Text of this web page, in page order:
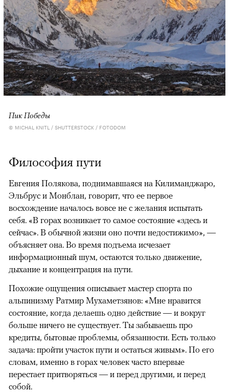
Пик Победы
© MICHAL KNITL / SHUTTERSTOCK / FOTODOM
Философия пути
Евгения Полякова, поднимавшаяся на Килиманджаро,
Эльбрус и Монблан, говорит, что ее первое
восхождение началось вовсе не с желания испытать
себя. «В горах возникает то самое состояние «здесь и
сейчас». В обычной жизни оно почти недостижимо», —
объясняет она. Во время подъема исчезает
информационный шум, остаются только движение,
дыхание и концентрация на пути.
Похожие ощущения описывает мастер спорта по
альпинизму Ратмир Мухаметзянов: «Мне нравится
состояние, когда делаешь одно действие — и вокруг
больше ничего не существует. Ты забываешь про
кредиты, бытовые проблемы, обязанности. Есть только
задача: пройти участок пути и остаться живым». По его
словам, именно в горах человек часто впервые
перестает притворяться — и перед другими, и перед
собой.